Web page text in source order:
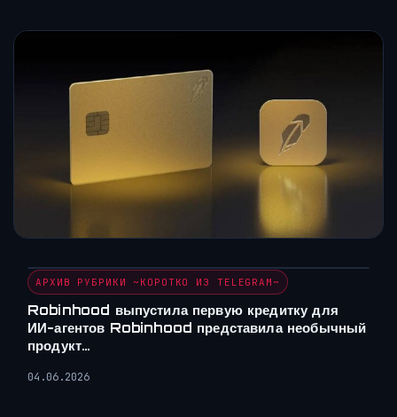
АРХИВ РУБРИКИ ~КОРОТКО ИЗ TELEGRAM~
Robinhood выпустила первую кредитку для
ИИ-агентов Robinhood представила необычный
продукт…
04.06.2026